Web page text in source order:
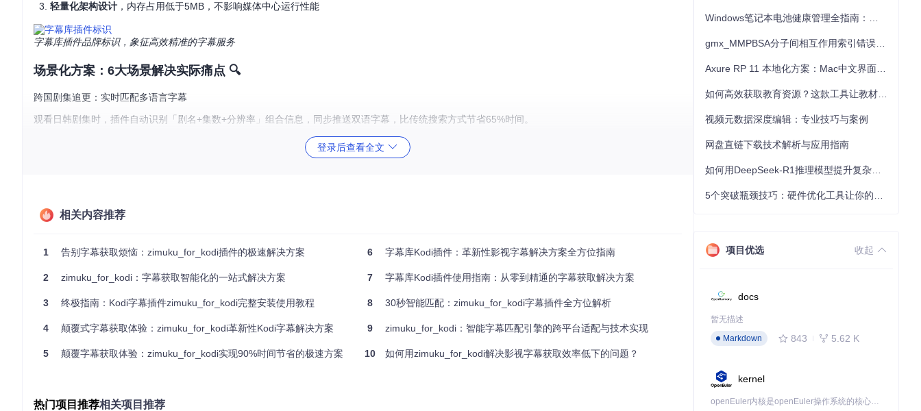
轻量化架构设计 ，内存占用低于5MB，不影响媒体中心运行性能
字幕库插件品牌标识，象征高效精准的字幕服务
场景化方案：6大场景解决实际痛点 🔍
跨国剧集追更：实时匹配多语言字幕
观看日韩剧集时，插件自动识别「剧名+集数+分辨率」组合信息，同步推送双语字幕，比传统搜索方式节省65%时间。
家庭共享观影时，支持为不同用户保存字幕偏好，儿童账号自动过滤不适内容，成人账号保留原声双语字幕。
学习德语影片时，启用「双语对照」模式，字幕区域同步显示德语原文与中文翻译，配合Kodi的播放速度调节，创造高效语言学习环境。
经典影片修复：稀有字幕资源挖掘
针对1980年代经典影片，插件通过「历史版本追踪」技术，从存档资源中匹配适配字幕，使70%的老片重获观赏价值。
第一步：获取插件资源
登录后查看全文
相关内容推荐
1 告别字幕获取烦恼：zimuku_for_kodi插件的极速解决方案
2 zimuku_for_kodi：字幕获取智能化的一站式解决方案
3 终极指南：Kodi字幕插件zimuku_for_kodi完整安装使用教程
4 颠覆式字幕获取体验：zimuku_for_kodi革新性Kodi字幕解决方案
5 颠覆字幕获取体验：zimuku_for_kodi实现90%时间节省的极速方案
6 字幕库Kodi插件：革新性影视字幕解决方案全方位指南
7 字幕库Kodi插件使用指南：从零到精通的字幕获取解决方案
8 30秒智能匹配：zimuku_for_kodi字幕插件全方位解析
9 zimuku_for_kodi：智能字幕匹配引擎的跨平台适配与技术实现
10 如何用zimuku_for_kodi解决影视字幕获取效率低下的问题？
热门项目推荐相关项目推荐
视频元数据深度编辑：专业技巧与案例
网盘直链下载技术解析与应用指南
项目优选 收起
docs
暂无描述
Markdown
843 5.62 K
kernel
openEuler内核是openEuler操作系统的核心，既是系统性能与稳定性的基石，也是连接处理器、设备与服务的桥梁。